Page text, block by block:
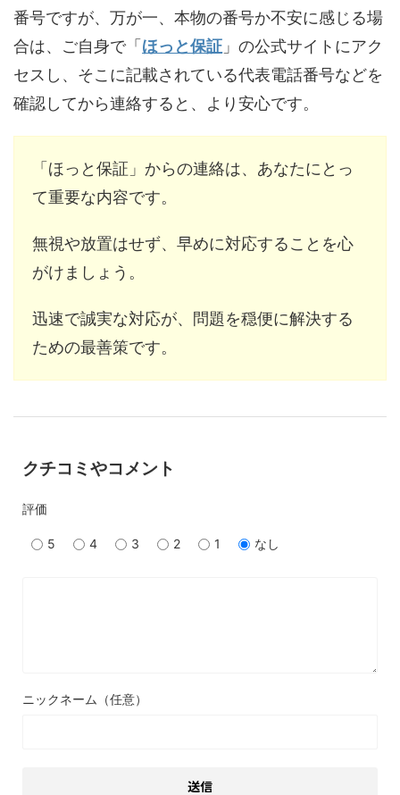
番号ですが、万が一、本物の番号か不安に感じる場
合は、ご自身で「 ほっと保証 」の公式サイトにアク
セスし、そこに記載されている代表電話番号などを
確認してから連絡すると、より安心です。
「ほっと保証」からの連絡は、あなたにとっ
て重要な内容です。
無視や放置はせず、早めに対応することを心
がけましょう。
迅速で誠実な対応が、問題を穏便に解決する
ための最善策です。
クチコミやコメント
評価
5 4 3 2 1 なし
ニックネーム（任意）